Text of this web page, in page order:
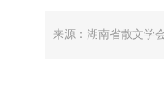
来源：湖南省散文